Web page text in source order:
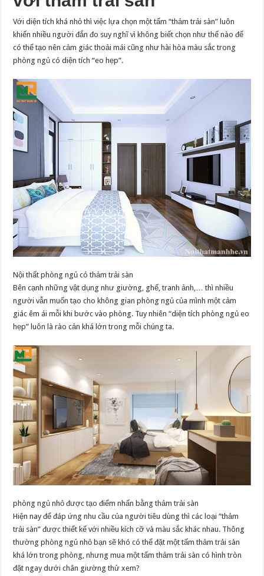
Với diện tích khá nhỏ thì việc lựa chọn một tấm “thảm trải sàn” luôn
khiến nhiều người đắn đo suy nghĩ vì không biết chọn như thế nào để
có thể tạo nên cảm giác thoải mái cũng như hài hòa màu sắc trong
phòng ngủ có diện tích “eo hẹp”.
Nội thất phòng ngủ có thảm trải sàn
Bên cạnh những vật dụng như giường, ghế, tranh ảnh,… thì nhiều
người vẫn muốn tạo cho không gian phòng ngủ của mình một cảm
giác êm ái mỗi khi bước vào phòng. Tuy nhiên “diện tích phòng ngủ eo
hẹp” luôn là rào cản khá lớn trong mỗi chúng ta.
phòng ngủ nhỏ được tạo điểm nhấn bằng thảm trải sàn
Hiện nay để đáp ứng nhu cầu của người tiêu dùng thì các loại “thảm
trải sàn” được thiết kế với nhiều kích cỡ và màu sắc khác nhau. Thông
thường phòng ngủ nhỏ bạn sẽ khó có thể đặt một tấm thảm trải sàn
khá lớn trong phòng, nhưng mua một tấm thảm trải sàn có hình tròn
đặt ngay dưới chân giường thử xem?